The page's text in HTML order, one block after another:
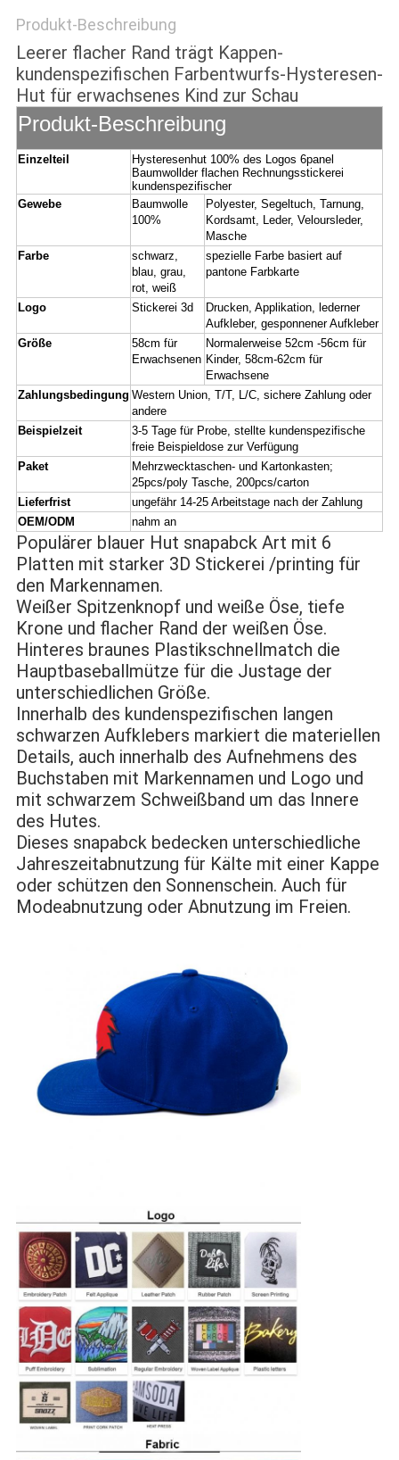
Produkt-Beschreibung
Leerer flacher Rand trägt Kappen-
kundenspezifischen Farbentwurfs-Hysteresen-
Hut für erwachsenes Kind zur Schau
Produkt-Beschreibung
Einzelteil
Hysteresenhut 100% des Logos 6panel
Baumwollder flachen Rechnungsstickerei
kundenspezifischer
Gewebe
Baumwolle
100%
Polyester, Segeltuch, Tarnung,
Kordsamt, Leder, Veloursleder,
Masche
Farbe
schwarz,
blau, grau,
rot, weiß
spezielle Farbe basiert auf
pantone Farbkarte
Logo Stickerei 3d
Drucken, Applikation, lederner
Aufkleber, gesponnener Aufkleber
Größe
58cm für
Erwachsenen
Normalerweise 52cm -56cm für
Kinder, 58cm-62cm für
Erwachsene
Zahlungsbedingung Western Union, T/T, L/C, sichere Zahlung oder
andere
Beispielzeit
3-5 Tage für Probe, stellte kundenspezifische
freie Beispieldose zur Verfügung
Paket
Mehrzwecktaschen- und Kartonkasten;
25pcs/poly Tasche, 200pcs/carton
Lieferfrist
ungefähr 14-25 Arbeitstage nach der Zahlung
OEM/ODM
nahm an
Populärer blauer Hut snapabck Art mit 6
Platten mit starker 3D Stickerei /printing für
den Markennamen.
Weißer Spitzenknopf und weiße Öse, tiefe
Krone und flacher Rand der weißen Öse.
Hinteres braunes Plastikschnellmatch die
Hauptbaseballmütze für die Justage der
unterschiedlichen Größe.
Innerhalb des kundenspezifischen langen
schwarzen Aufklebers markiert die materiellen
Details, auch innerhalb des Aufnehmens des
Buchstaben mit Markennamen und Logo und
mit schwarzem Schweißband um das Innere
des Hutes.
Dieses snapabck bedecken unterschiedliche
Jahreszeitabnutzung für Kälte mit einer Kappe
oder schützen den Sonnenschein. Auch für
Modeabnutzung oder Abnutzung im Freien.